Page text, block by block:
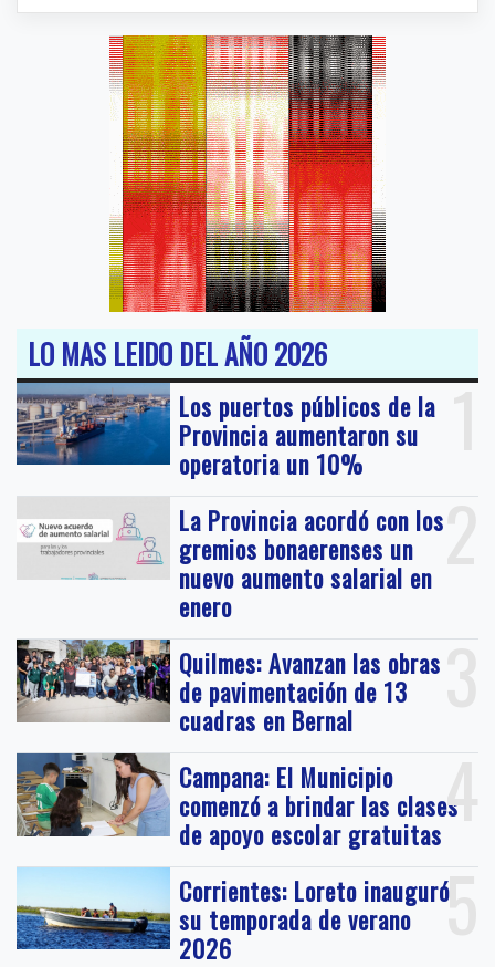
LO MAS LEIDO DEL AÑO 2026
1
Los puertos públicos de la
Provincia aumentaron su
operatoria un 10%
2
La Provincia acordó con los
gremios bonaerenses un
nuevo aumento salarial en
enero
3
Quilmes: Avanzan las obras
de pavimentación de 13
cuadras en Bernal
4
Campana: El Municipio
comenzó a brindar las clases
de apoyo escolar gratuitas
5
Corrientes: Loreto inauguró
su temporada de verano
2026